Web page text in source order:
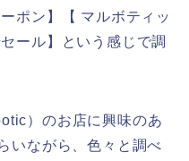
ポン】【 マルボティッ
ール】という感じで調
）のお店に興味のあ
いながら、色々と調べ